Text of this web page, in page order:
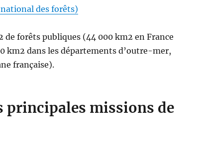
national des forêts)
de forêts publiques (44 000 km2 en France
km2 dans les départements d’outre-mer,
française).
principales missions de